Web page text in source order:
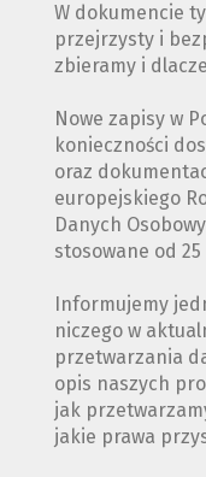
W dokumencie
przejrzysty i
zbieramy i
Nowe zapisy w
konieczności
oraz
europejskiego
Danych
stosowane od 25
Informujemy
niczego w
przetwarzania
opis naszych
jak
jakie prawa